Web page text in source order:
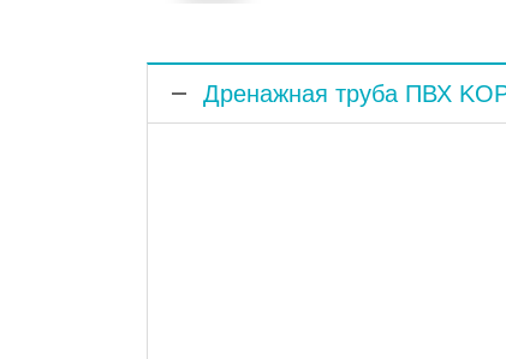
Дренажная труба ПВХ